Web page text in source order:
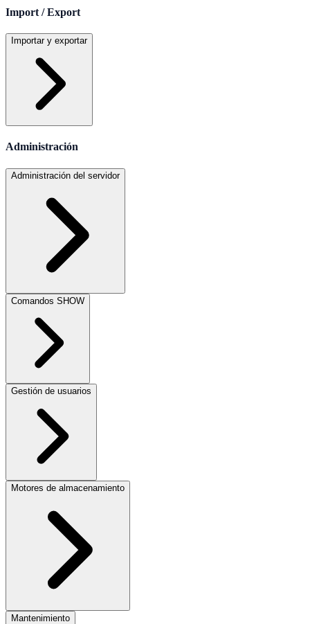
Import / Export
Importar y exportar
Administración
Administración del servidor
Comandos SHOW
Gestión de usuarios
Motores de almacenamiento
Mantenimiento